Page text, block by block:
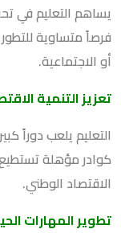
يساهم التعليم في
فرصاً متساوية
أو الاجتماعية.
تعزيز التنمية
التعليم يلعب دوراً
كوادر مؤهلة تستطيع
الاقتصاد الوطني.
تطوير المهارات